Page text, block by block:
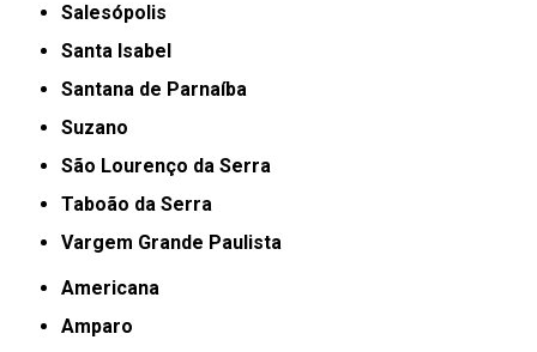
Salesópolis
Santa Isabel
Santana de Parnaíba
Suzano
São Lourenço da Serra
Taboão da Serra
Vargem Grande Paulista
Americana
Amparo